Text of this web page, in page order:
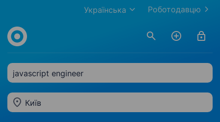
Роботодавцю
Українська
javascript engineer
Київ